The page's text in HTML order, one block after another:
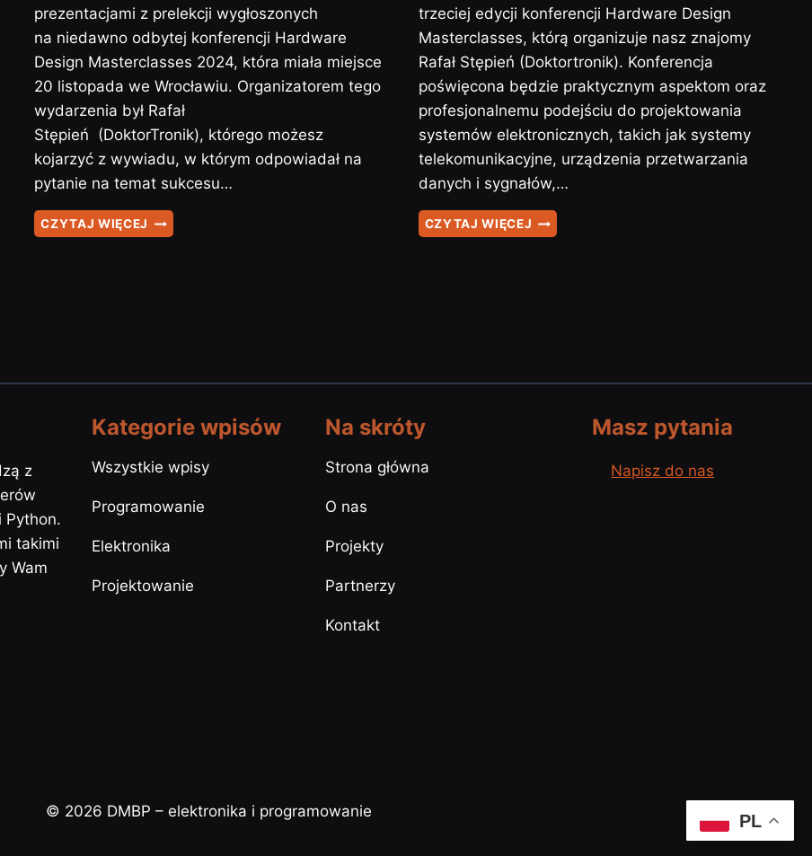
prezentacjami z prelekcji wygłoszonych
na niedawno odbytej konferencji Hardware
Design Masterclasses 2024, która miała miejsce
20 listopada we Wrocławiu. Organizatorem tego
wydarzenia był Rafał
Stępień (DoktorTronik), którego możesz
kojarzyć z wywiadu, w którym odpowiadał na
pytanie na temat sukcesu…
CZYTAJ WIĘCEJ KONFERENCJA
DLA
trzeciej edycji konferencji Hardware Design
Masterclasses, którą organizuje nasz znajomy
Rafał Stępień (Doktortronik). Konferencja
poświęcona będzie praktycznym aspektom oraz
profesjonalnemu podejściu do projektowania
systemów elektronicznych, takich jak systemy
telekomunikacyjne, urządzenia przetwarzania
danych i sygnałów,…
CZYTAJ WIĘCEJ KONFERENCJA
DLA
z
Python.
takimi
Wam
Kategorie wpisów
Wszystkie wpisy
Programowanie
Elektronika
Projektowanie
Na skróty
Strona główna
O nas
Projekty
Partnerzy
Kontakt
Masz pytania
Napisz do nas
© 2026 DMBP – elektronika i programowanie PL